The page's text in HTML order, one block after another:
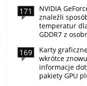
171
NVIDIA
znaleźli
temperatur
GDDR7 z
169
Karty
wkrótce
informacje
pakiety GPU